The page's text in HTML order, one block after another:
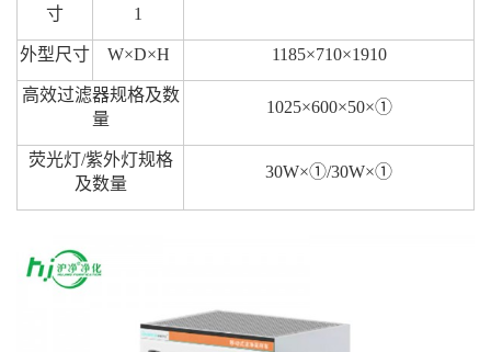
寸
1
外型尺寸 W×D×H 1185×710×1910
高效过滤器规格及数
量
1025×600×50×①
荧光灯/紫外灯规格
及数量
30W×①/30W×①